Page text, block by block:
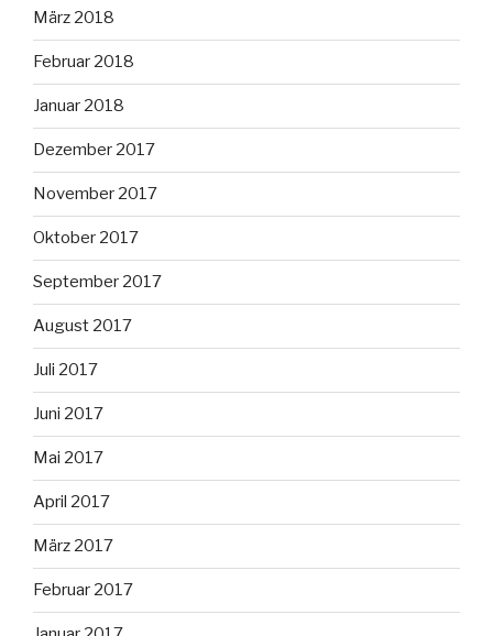
März 2018
Februar 2018
Januar 2018
Dezember 2017
November 2017
Oktober 2017
September 2017
August 2017
Juli 2017
Juni 2017
Mai 2017
April 2017
März 2017
Februar 2017